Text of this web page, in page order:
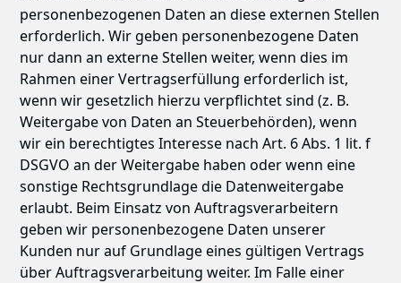
personenbezogenen Daten an diese externen Stellen
erforderlich. Wir geben personenbezogene Daten
nur dann an externe Stellen weiter, wenn dies im
Rahmen einer Vertragserfüllung erforderlich ist,
wenn wir gesetzlich hierzu verpflichtet sind (z. B.
Weitergabe von Daten an Steuerbehörden), wenn
wir ein berechtigtes Interesse nach Art. 6 Abs. 1 lit. f
DSGVO an der Weitergabe haben oder wenn eine
sonstige Rechtsgrundlage die Datenweitergabe
erlaubt. Beim Einsatz von Auftragsverarbeitern
geben wir personenbezogene Daten unserer
Kunden nur auf Grundlage eines gültigen Vertrags
über Auftragsverarbeitung weiter. Im Falle einer